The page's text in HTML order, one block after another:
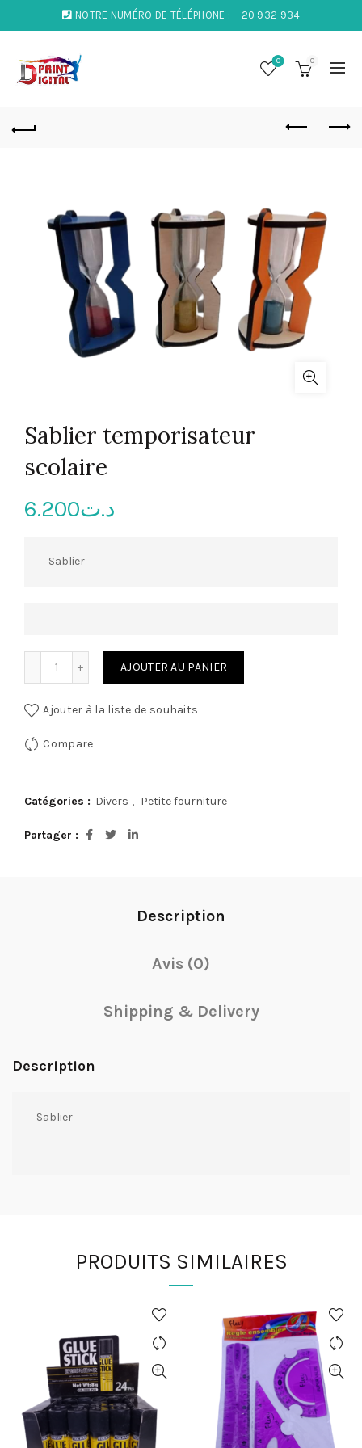
NOTRE NUMÉRO DE TÉLÉPHONE : 20 932 934
0 0
Sablier temporisateur
scolaire
د.ت6.200
Sablier
AJOUTER AU PANIER
Ajouter à la liste de souhaits
Compare
Catégories : Divers , Petite fourniture
Partager
Description
Avis (0)
Shipping & Delivery
Description
Sablier
PRODUITS SIMILAIRES